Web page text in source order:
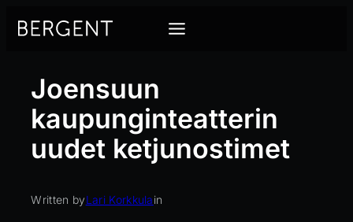
sisältöön
Joensuun
kaupunginteatterin
uudet ketjunostimet
Written byLari Korkkulain